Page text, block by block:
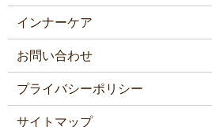
インナーケア
お問い合わせ
プライバシーポリシー
サイトマップ